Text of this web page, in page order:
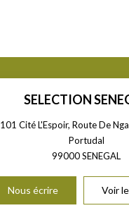
SELECTION
101 Cité L'Espoir, Route De
Portudal
99000SENEGAL
Nous écrire Voir